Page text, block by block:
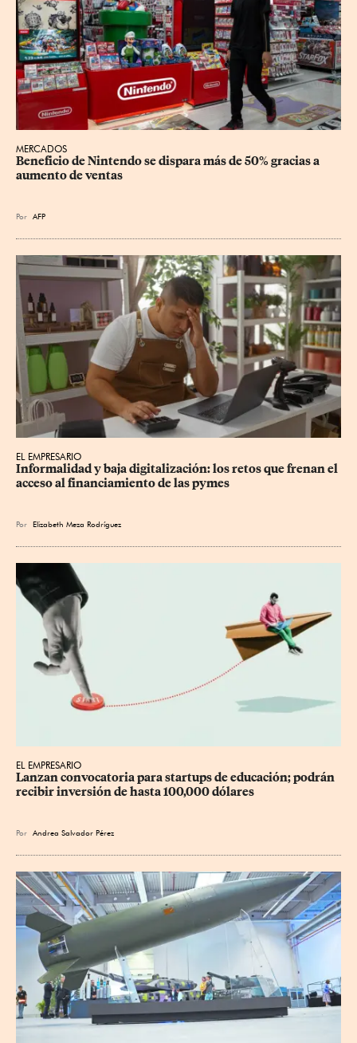
MERCADOS
Beneficio de Nintendo se dispara más de 50% gracias a
aumento de ventas
Por AFP
EL EMPRESARIO
Informalidad y baja digitalización: los retos que frenan el
acceso al financiamiento de las pymes
Por Elizabeth Meza Rodríguez
EL EMPRESARIO
Lanzan convocatoria para startups de educación; podrán
recibir inversión de hasta 100,000 dólares
Por Andrea Salvador Pérez